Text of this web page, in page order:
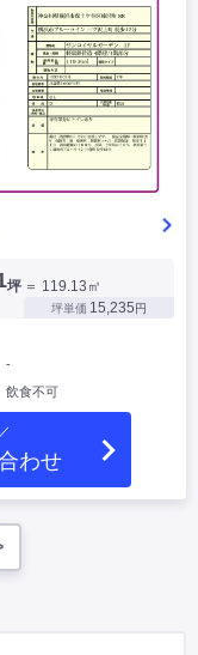
坪 ＝ 119.13㎡
坪単価 15,235円
-
飲食不可
わせ